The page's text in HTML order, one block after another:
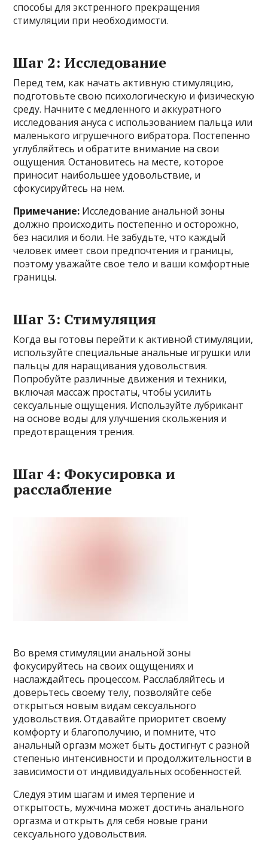
способы для экстренного прекращения
стимуляции при необходимости.
Шаг 2: Исследование
Перед тем, как начать активную стимуляцию,
подготовьте свою психологическую и физическую
среду. Начните с медленного и аккуратного
исследования ануса с использованием пальца или
маленького игрушечного вибратора. Постепенно
углубляйтесь и обратите внимание на свои
ощущения. Остановитесь на месте, которое
приносит наибольшее удовольствие, и
сфокусируйтесь на нем.
Примечание: Исследование анальной зоны
должно происходить постепенно и осторожно,
без насилия и боли. Не забудьте, что каждый
человек имеет свои предпочтения и границы,
поэтому уважайте свое тело и ваши комфортные
границы.
Шаг 3: Стимуляция
Когда вы готовы перейти к активной стимуляции,
используйте специальные анальные игрушки или
пальцы для наращивания удовольствия.
Попробуйте различные движения и техники,
включая массаж простаты, чтобы усилить
сексуальные ощущения. Используйте лубрикант
на основе воды для улучшения скольжения и
предотвращения трения.
Шаг 4: Фокусировка и
расслабление
Во время стимуляции анальной зоны
фокусируйтесь на своих ощущениях и
наслаждайтесь процессом. Расслабляйтесь и
доверьтесь своему телу, позволяйте себе
открыться новым видам сексуального
удовольствия. Отдавайте приоритет своему
комфорту и благополучию, и помните, что
анальный оргазм может быть достигнут с разной
степенью интенсивности и продолжительности в
зависимости от индивидуальных особенностей.
Следуя этим шагам и имея терпение и
открытость, мужчина может достичь анального
оргазма и открыть для себя новые грани
сексуального удовольствия.